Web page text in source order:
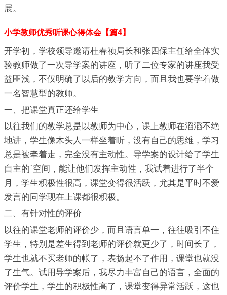
展。
小学教师优秀听课心得体会【篇4】
开学初，学校领导邀请杜春祯局长和张四保主任给全体实
验教师做了一次导学案的讲座，听了二位专家的讲座我受
益匪浅，不仅明确了以后的教学方向，而且我也要学着做
一名智慧型的教师。
一、把课堂真正还给学生
以往我们的教学总是以教师为中心，课上教师在滔滔不绝
地讲，学生像木头人一样坐着听，没有自己的思维，学习
总是被牵着走，完全没有主动性。导学案的设计给了学生
自主的`空间，能让他们发挥主动性，我试着进行了半个
月，学生积极性很高，课堂变得很活跃，尤其是平时不爱
发言的同学现在上课都很积极。
二、有针对性的评价
以往的课堂老师的评价少，而且语言单一，往往吸引不住
学生，特别是差生得到老师的评价就更少了，时间长了，
学生也就不买老师的帐了，表扬起不了作用，课堂也就没
了生气。试用导学案后，我尽力丰富自己的语言，全面的
评价学生，学生的积极性高了，课堂变得异常活跃，这也